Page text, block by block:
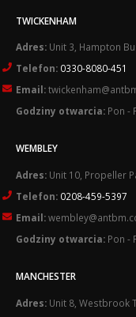
TWICKENHAM
Adres: Unit 3, Hampton
Telefon: 0330-8080-451
Email:
Godziny otwarcia: Pon -
WEMBLEY
Adres: Unit 10, Propeller
Telefon: 0208-459-5397
Email:
Godziny otwarcia: Pon -
MANCHESTER
Adres: Unit 8, Westbrook